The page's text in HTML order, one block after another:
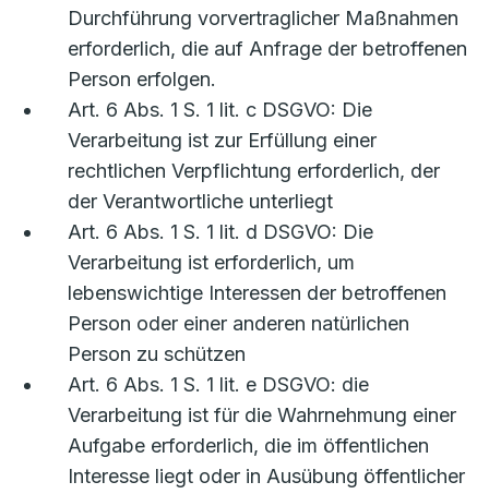
Durchführung vorvertraglicher Maßnahmen
erforderlich, die auf Anfrage der betroffenen
Person erfolgen.
Art. 6 Abs. 1 S. 1 lit. c DSGVO: Die
Verarbeitung ist zur Erfüllung einer
rechtlichen Verpflichtung erforderlich, der
der Verantwortliche unterliegt
Art. 6 Abs. 1 S. 1 lit. d DSGVO: Die
Verarbeitung ist erforderlich, um
lebenswichtige Interessen der betroffenen
Person oder einer anderen natürlichen
Person zu schützen
Art. 6 Abs. 1 S. 1 lit. e DSGVO: die
Verarbeitung ist für die Wahrnehmung einer
Aufgabe erforderlich, die im öffentlichen
Interesse liegt oder in Ausübung öffentlicher